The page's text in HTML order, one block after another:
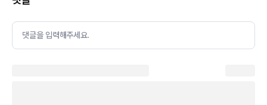
댓글을 입력해주세요.